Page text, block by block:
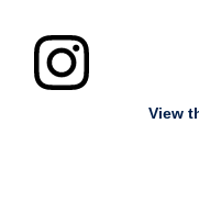
View